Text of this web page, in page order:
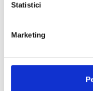
Statistici
Marketing